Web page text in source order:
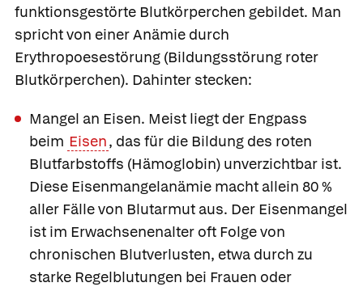
funktionsgestörte Blutkörperchen gebildet. Man
spricht von einerAnämie durch
Erythropoesestörung (Bildungsstörung roter
Blutkörperchen). Dahinter stecken:
Mangel an Eisen. Meist liegt der Engpass
beim Eisen, das für die Bildung des roten
Blutfarbstoffs (Hämoglobin) unverzichtbar ist.
Diese Eisenmangelanämie macht allein 80 %
aller Fälle von Blutarmut aus. Der Eisenmangel
ist im Erwachsenenalter oft Folge von
chronischen Blutverlusten, etwa durch zu
starke Regelblutungen bei Frauen oder